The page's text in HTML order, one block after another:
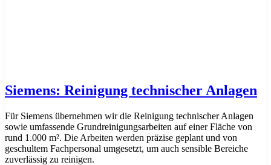
Siemens: Reinigung technischer Anlagen
Für Siemens übernehmen wir die Reinigung technischer Anlagen
sowie umfassende Grundreinigungsarbeiten auf einer Fläche von
rund 1.000 m². Die Arbeiten werden präzise geplant und von
geschultem Fachpersonal umgesetzt, um auch sensible Bereiche
zuverlässig zu reinigen.